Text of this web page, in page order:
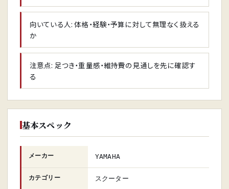
向いている人: 体格・経験・予算に対して無理なく扱える
か
注意点: 足つき・重量感・維持費の見通しを先に確認す
る
基本スペック
メーカー YAMAHA
カテゴリー スクーター